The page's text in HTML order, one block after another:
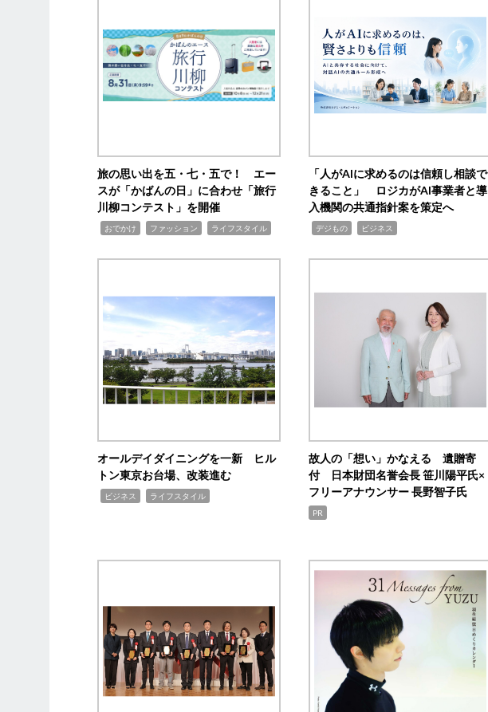
旅の思い出を五・七・五で！ エー
スが「かばんの日」に合わせ「旅行
川柳コンテスト」を開催
おでかけ ファッション ライフスタイル
「人がAIに求めるのは信頼し相談で
きること」 ロジカがAI事業者と導
入機関の共通指針案を策定へ
デジもの ビジネス
オールデイダイニングを一新 ヒル
トン東京お台場、改装進む
ビジネス ライフスタイル
故人の「想い」かなえる 遺贈寄
付 日本財団名誉会長 笹川陽平氏×
フリーアナウンサー 長野智子氏
PR